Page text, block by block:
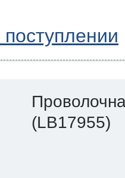
(LB17955)